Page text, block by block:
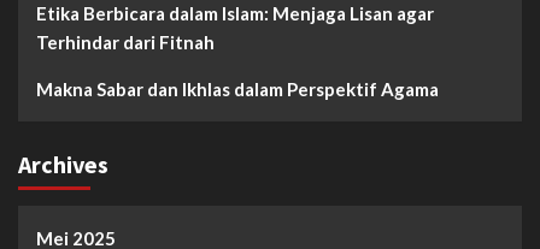
Etika Berbicara dalam Islam: Menjaga Lisan agar
Terhindar dari Fitnah
Makna Sabar dan Ikhlas dalam Perspektif Agama
Archives
Mei 2025